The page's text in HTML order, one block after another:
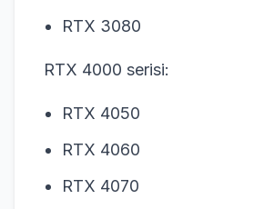
RTX 3080
RTX 4000 serisi:
RTX 4050
RTX 4060
RTX 4070